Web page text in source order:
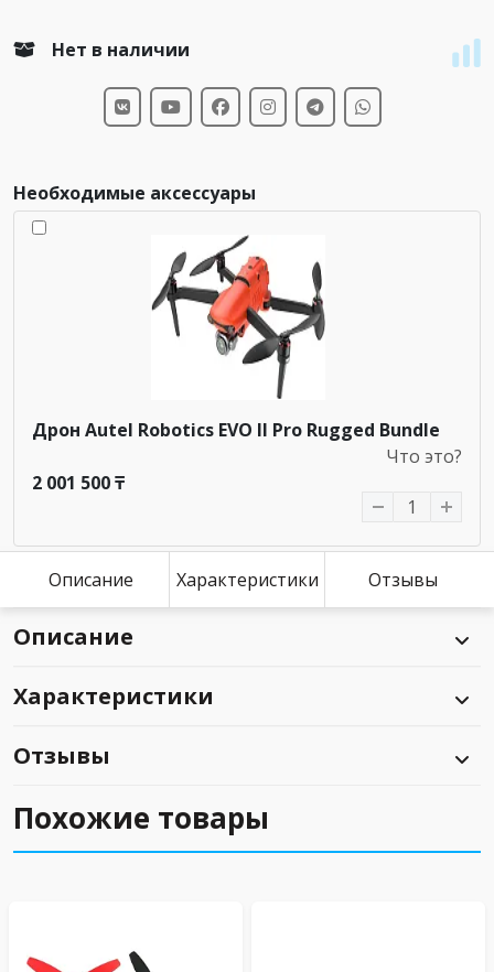
Нет в наличии
Необходимые аксессуары
Дрон Autel Robotics EVO II Pro Rugged Bundle
Что это?
2 001 500 ₸
Описание Характеристики Отзывы
Описание
Характеристики
Отзывы
Похожие товары